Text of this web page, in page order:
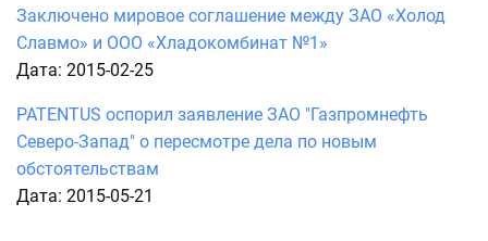
Заключено мировое соглашение между ЗАО «Холод
Славмо» и ООО «Хладокомбинат №1»
Дата: 2015-02-25
PATENTUS оспорил заявление ЗАО "Газпромнефть
Северо-Запад" о пересмотре дела по новым
обстоятельствам
Дата: 2015-05-21